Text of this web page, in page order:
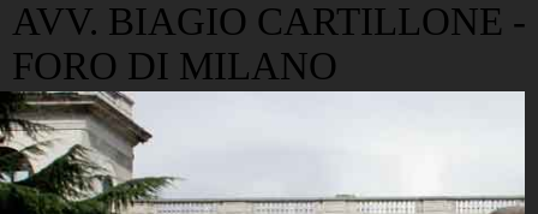
AVV. BIAGIO CARTILLONE -
FORO DI MILANO